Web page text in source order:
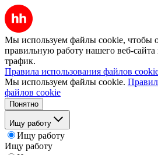
Мы используем файлы cookie, чтобы
правильную работу нашего веб-сайта
трафик.
Правила использования файлов
Мы используем файлы cookie.
файлов cookie
Понятно
Ищу работу
Ищу работу
Ищу работу